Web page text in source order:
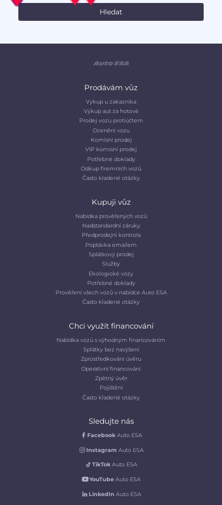
Prodávám vůz
Vykup u zakaznika
Výkup aut za hotové
Prodej vozu protiúčtem
Ocenění vozu
Komisní prodej
VIP komisní prodej
Potřebné doklady
Odkup firemních vozů
Často kladené otázky
Kupuji vůz
Nabídka prověřených vozů
Nadstandardní záruky
Předprodejní kontrola
Poptávka emailem
Splátkový prodej
Služby
Ekologické vozy
Potřebné doklady
Prověření všech vozů v nabídce Auto ESA
Často kladené otázky
Chci využít financování
Nabídka vozů s výhodným financováním
Splátky bez navýšení
Zprostředkování úvěru
Operativní financování
Zpětný úvěr
Pojištění
Často kladené otázky
Sledujte nás
Facebook Auto ESA
Instagram Auto ESA
TikTok Auto ESA
YouTubeAuto ESA
LinkedIn Auto ESA